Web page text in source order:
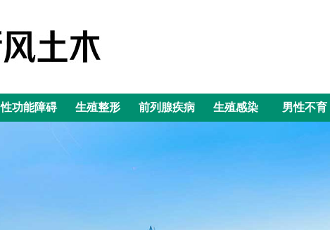
性功能障碍 生殖整形 前列腺疾病 生殖感染 男性不育